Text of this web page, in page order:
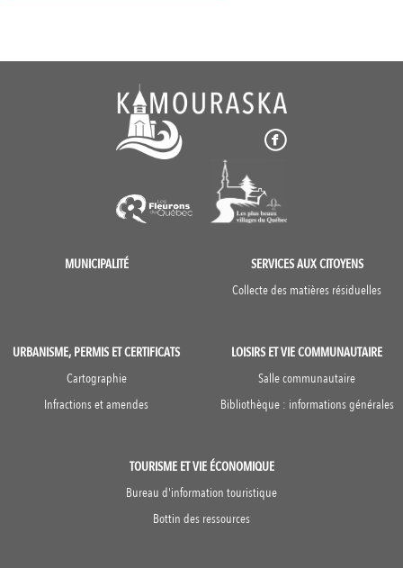
MUNICIPALITÉ
SERVICES AUX CITOYENS
Collecte des matières résiduelles
URBANISME, PERMIS ET CERTIFICATS
Cartographie
Infractions et amendes
LOISIRS ET VIE COMMUNAUTAIRE
Salle communautaire
Bibliothèque : informations générales
TOURISME ET VIE ÉCONOMIQUE
Bureau d'information touristique
Bottin des ressources